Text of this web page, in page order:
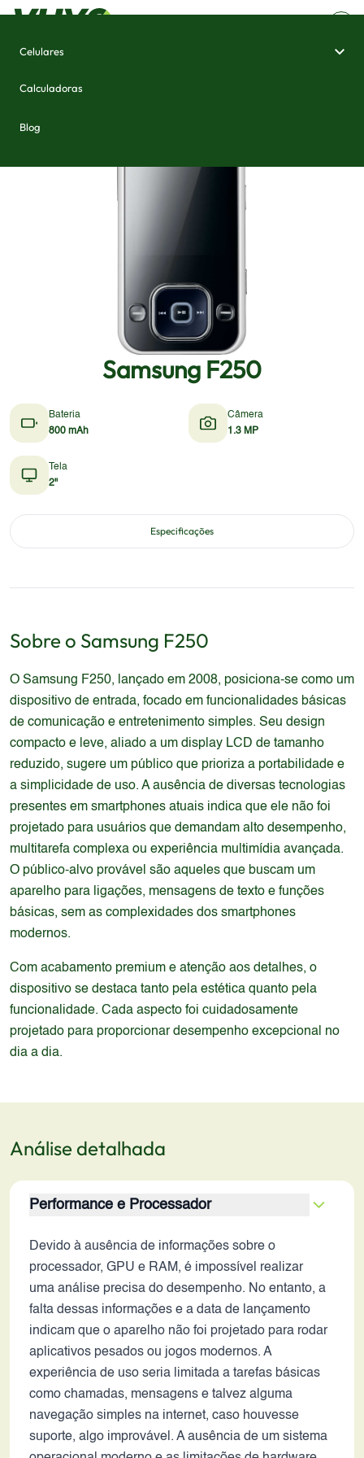
Celulares
Calculadoras
Blog
Samsung F250
Bateria
800 mAh
Câmera
1.3 MP
Tela
2"
Especificações
Sobre o Samsung F250
O Samsung F250, lançado em 2008, posiciona-se como um
dispositivo de entrada, focado em funcionalidades básicas
de comunicação e entretenimento simples. Seu design
compacto e leve, aliado a um display LCD de tamanho
reduzido, sugere um público que prioriza a portabilidade e
a simplicidade de uso. A ausência de diversas tecnologias
presentes em smartphones atuais indica que ele não foi
projetado para usuários que demandam alto desempenho,
multitarefa complexa ou experiência multimídia avançada.
O público-alvo provável são aqueles que buscam um
aparelho para ligações, mensagens de texto e funções
básicas, sem as complexidades dos smartphones
modernos.
Com acabamento premium e atenção aos detalhes, o
dispositivo se destaca tanto pela estética quanto pela
funcionalidade. Cada aspecto foi cuidadosamente
projetado para proporcionar desempenho excepcional no
dia a dia.
Análise detalhada
Performance e Processador
Devido à ausência de informações sobre o
processador, GPU e RAM, é impossível realizar
uma análise precisa do desempenho. No entanto, a
falta dessas informações e a data de lançamento
indicam que o aparelho não foi projetado para rodar
aplicativos pesados ou jogos modernos. A
experiência de uso seria limitada a tarefas básicas
como chamadas, mensagens e talvez alguma
navegação simples na internet, caso houvesse
suporte, algo improvável. A ausência de um sistema